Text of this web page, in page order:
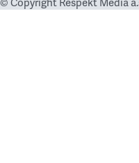
© Copyright Respekt Media